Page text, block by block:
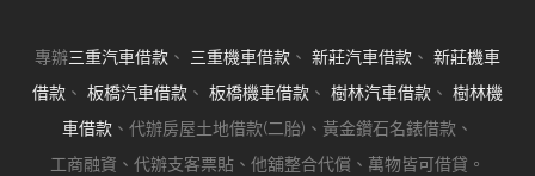
專辦三重汽車借款 、 三重機車借款 、 新莊汽車借款 、 新莊機車
借款 、 板橋汽車借款 、 板橋機車借款 、 樹林汽車借款 、 樹林機
車借款 、代辦房屋土地借款(二胎)、黃金鑽石名錶借款、
工商融資、代辦支客票貼、他舖整合代償、萬物皆可借貸。